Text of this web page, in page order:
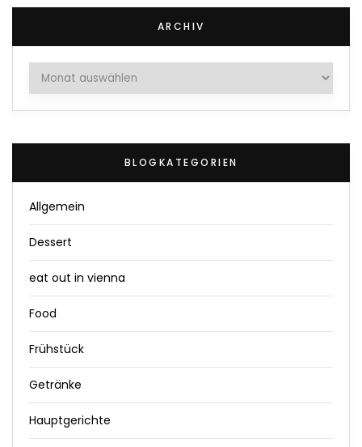
ARCHIV
Archiv
BLOGKATEGORIEN
Allgemein
Dessert
eat out in vienna
Food
Frühstück
Getränke
Hauptgerichte